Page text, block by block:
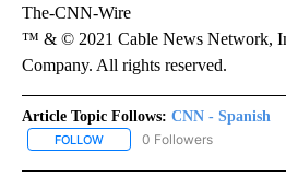
The-CNN-Wire
™ & © 2021 Cable News Network,
Company. All rights reserved.
Article Topic Follows: CNN - Spanish
FOLLOW FOLLOW "CNN - SPANISH" TO
0 Followers